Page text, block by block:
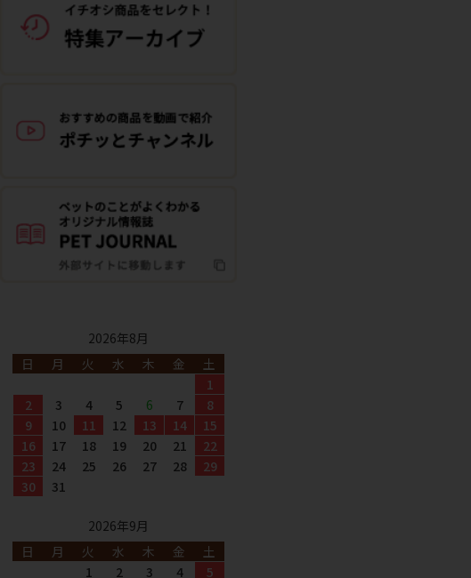
2026年8月
日
月 火 水 木 金
土
1
2
3 4 5 6 7
8
9
10 11 12 13 14
15
16
17 18 19 20 21
22
23
24 25 26 27 28
29
30
31
2026年9月
日
月 火 水 木 金
土
1
2 3 4 5